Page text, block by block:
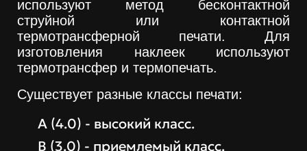
используют метод бесконтактной
струйной или контактной
термотрансферной печати. Для
изготовления наклеек используют
термотрансфер и термопечать.
Существует разные классы печати:
A (4.0) - высокий класс.
B (3.0) - приемлемый класс.